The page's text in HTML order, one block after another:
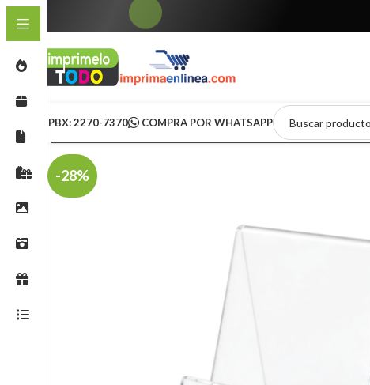
PBX: 2270-7370 COMPRA POR WHATSAPP
-28%